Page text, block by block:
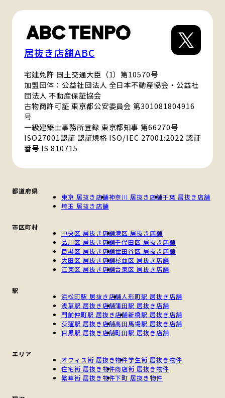
居抜き店舗ABC
宅建免許 国土交通大臣（1）第10570号
加盟団体：公益社団法人 全日本不動産協会・公益社
団法人 不動産保証協会
古物商許可証 東京都公安委員会 第301081804916
号
一級建築士事務所登録 東京都知事 第66270号
ISO27001認証 認証規格 ISO/IEC 27001:2022 認証
番号 IS 810715
都道府県
東京 居抜き店舗神奈川 居抜き店舗千葉 居抜き店舗
埼玉 居抜き店舗
市区町村
中央区 居抜き店舗港区 居抜き店舗
品川区 居抜き店舗千代田区 居抜き店舗
目黒区 居抜き店舗世田谷区 居抜き店舗
大田区 居抜き店舗杉並区 居抜き店舗
江東区 居抜き店舗台東区 居抜き店舗
駅
浜松町駅 居抜き店舗人形町駅 居抜き店舗
浅草駅 居抜き店舗蒲田駅 居抜き店舗
門前仲町駅 居抜き店舗新橋駅 居抜き店舗
荻窪駅 居抜き店舗高田馬場駅 居抜き店舗
目黒駅 居抜き店舗町田駅 居抜き店舗
エリア
オフィス街 居抜き物件学生街 居抜き物件
住宅街 居抜き物件商店街 居抜き物件
繁華街 居抜き物件下町 居抜き物件